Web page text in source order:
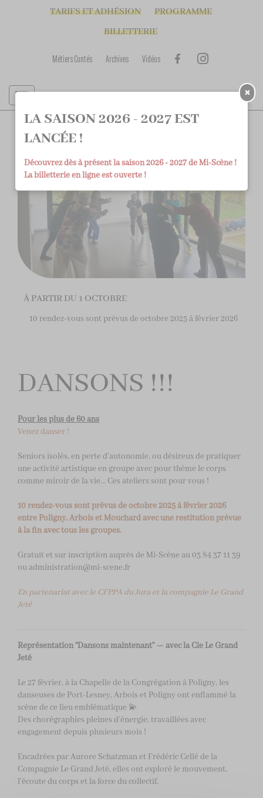
TARIFS ET ADHÉSION
PROGRAMME
BILLETTERIE
Métiers Contés Archives Vidéos
À PARTIR DU 1 OCTOBRE
10 rendez-vous sont prévus de octobre 2025 à février 2026
DANSONS !!!
Pour les plus de 60 ans
Venez danser !
Seniors isolés, en perte d’autonomie, ou désireux de pratiquer
une activité artistique en groupe avec pour thème le corps
comme miroir de la vie... Ces ateliers sont pour vous !
10 rendez-vous sont prévus de octobre 2025 à février 2026
entre Poligny, Arbois et Mouchard avec une restitution prévue
à la fin avec tous les groupes.
Gratuit et sur inscription auprès de Mi-Scène au 03 84 37 11 39
ou administration@mi-scene.fr
En partenariat avec le CFPPA du Jura et la compagnie Le Grand
Jeté
Représentation “Dansons maintenant” — avec la Cie Le Grand
Jeté
Le 27 février, à la Chapelle de la Congrégation à Poligny, les
danseuses de Port-Lesney, Arbois et Poligny ont enflammé la
scène de ce lieu emblématique 💫
Des chorégraphies pleines d’énergie, travaillées avec
engagement depuis plusieurs mois !
Encadrées par Aurore Schatzman et Frédéric Cellé de la
Compagnie Le Grand Jeté, elles ont exploré le mouvement,
l’écoute du corps et la force du collectif.
×
LA SAISON 2026 - 2027 EST
LANCÉE !
Découvrez dès à présent la saison 2026 - 2027 de Mi-Scène !
La billetterie en ligne est ouverte !